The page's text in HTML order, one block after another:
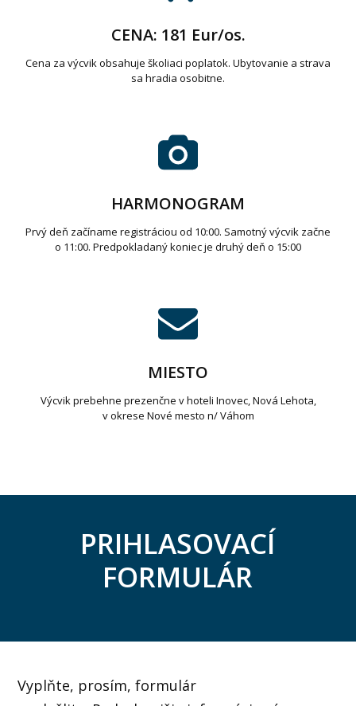
CENA: 181 Eur/os.
Cena za výcvik obsahuje školiaci poplatok. Ubytovanie a strava
sa hradia osobitne.
HARMONOGRAM
Prvý deň začíname registráciou od 10:00. Samotný výcvik začne
o 11:00. Predpokladaný koniec je druhý deň o 15:00
MIESTO
Výcvik prebehne prezenčne v hoteli Inovec, Nová Lehota,
v okrese Nové mesto n/ Váhom
PRIHLASOVACÍ
FORMULÁR
Vyplňte, prosím, formulár